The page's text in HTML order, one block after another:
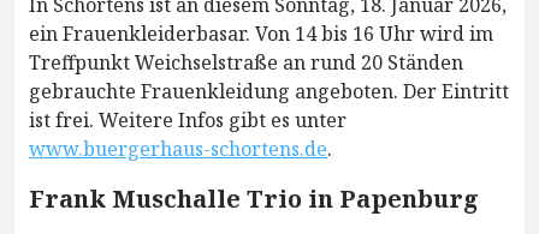
ein Frauenkleiderbasar. Von 14 bis 16 Uhr wird im
Treffpunkt Weichselstraße an rund 20 Ständen
gebrauchte Frauenkleidung angeboten. Der Eintritt
ist frei. Weitere Infos gibt es unter
www.buergerhaus-schortens.de.
Frank Muschalle Trio in Papenburg